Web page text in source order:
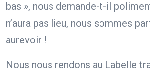
bas », nous demande-t-il
n’aura pas lieu, nous sommes
aurevoir !
Nous nous rendons au Labelle